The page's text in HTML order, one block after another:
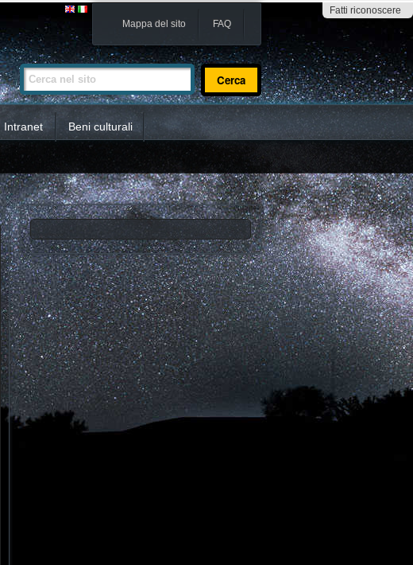
Fatti riconoscere
Mappa del sito FAQ
Cerca nel sito
Intranet Beni culturali